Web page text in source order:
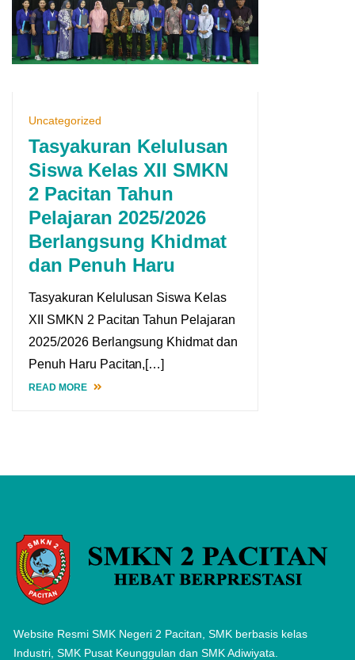
Uncategorized
Tasyakuran Kelulusan
Siswa Kelas XII SMKN
2 Pacitan Tahun
Pelajaran 2025/2026
Berlangsung Khidmat
dan Penuh Haru
Tasyakuran Kelulusan Siswa Kelas
XII SMKN 2 Pacitan Tahun Pelajaran
2025/2026 Berlangsung Khidmat dan
Penuh Haru Pacitan,[…]
READ MORE
Website Resmi SMK Negeri 2 Pacitan, SMK berbasis kelas
Industri, SMK Pusat Keunggulan dan SMK Adiwiyata.